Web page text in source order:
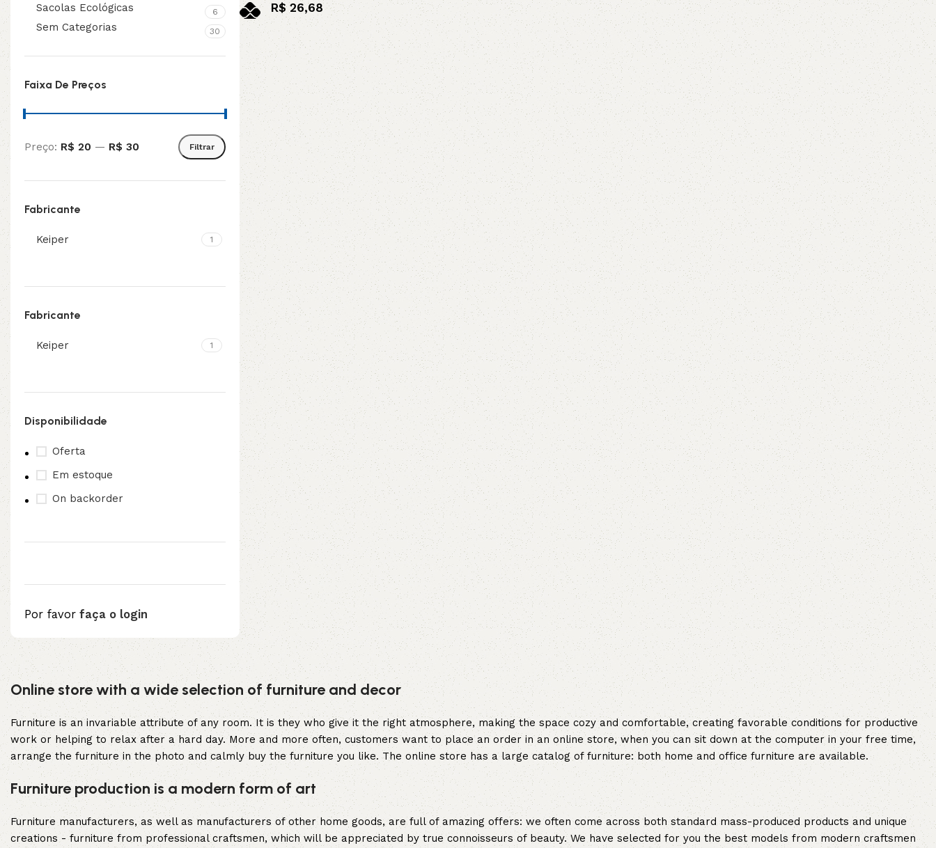
3L 3VX 5V 5VX AA AVX
A AX B BX C CC
PJ PJ PK PK
SPB SPZ
XPZ ZX
Sacolas Ecológicas 6
Sem Categorias 30
Faixa De Preços
Filtrar
Preço: R$ 20 — R$ 30
Fabricante
Keiper 1
Fabricante
Keiper 1
Disponibilidade
Oferta
Em estoque
On backorder
Por favor faça o login
Upholstered chair
Discount 10%
Shop Now
R$26,68
no pix
Adicionar ao carrinho
Online store with a wide selection of furniture and decor
Furniture is an invariable attribute of any room. It is they who give it the right atmosphere, making the space cozy and comfortable, creating favorable conditions for productive
work or helping to relax after a hard day. More and more often, customers want to place an order in an online store, when you can sit down at the computer in your free time,
arrange the furniture in the photo and calmly buy the furniture you like. The online store has a large catalog of furniture: both home and office furniture are available.
Furniture production is a modern form of art
Furniture manufacturers, as well as manufacturers of other home goods, are full of amazing offers: we often come across both standard mass-produced products and unique
creations - furniture from professional craftsmen, which will be appreciated by true connoisseurs of beauty. We have selected for you the best models from modern craftsmen